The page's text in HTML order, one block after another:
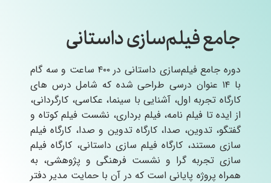
جامع فیلم‌سازی داستانی
دوره جامع فیلم‌سازی داستانی در ۴۰۰ ساعت و سه گام
با ۱۴ عنوان درسی طراحی شده که شامل درس های
کارگاه تجربه اول، آشنایی با سینما، عکاسی، کارگردانی،
از ایده تا فیلم نامه، فیلم برداری، نشست فیلم کوتاه و
گفتگو، تدوین، صدا، کارگاه تدوین و صدا، کارگاه فیلم
سازی مستند، کارگاه فیلم سازی داستانی، کارگاه فیلم
سازی تجربه گرا و نشست فرهنگی و پژوهشی، به
همراه پروژه پایانی است که در آن با حمایت مدیر دفتر